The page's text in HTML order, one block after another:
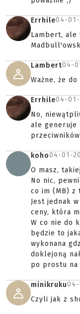
Errhile04-01-
Lambert, ale
Lambert04-
Ważne, że do
Errhile04-01-
No,
ale generuje
koho04-01-
O masz,
No nic,
co im (MB) z
Jest jednak
ceny, która
W co nie do
będzie to
wykonana
doklejoną
po prostu na
minikruku04-
Czyli jak z